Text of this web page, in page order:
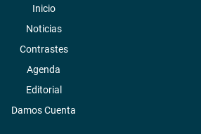
Inicio
Noticias
Contrastes
Agenda
Editorial
Damos Cuenta